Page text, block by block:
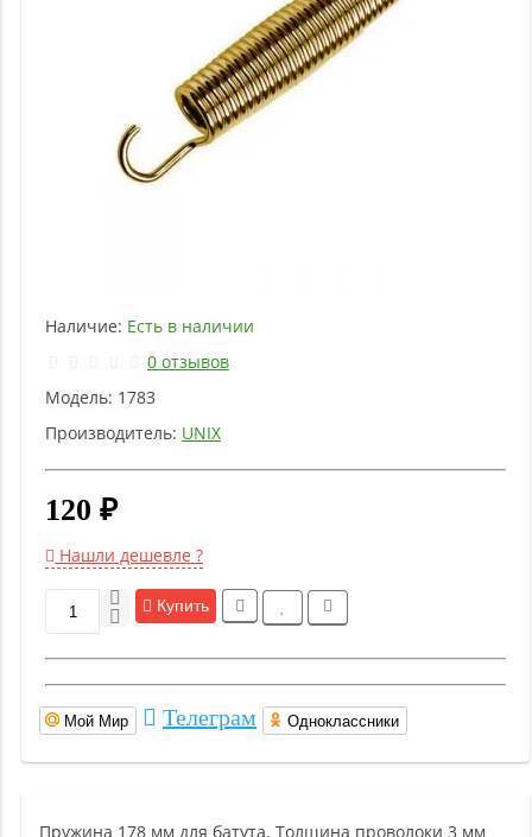
Наличие: Есть в наличии
0 отзывов
Модель: 1783
Производитель: UNIX
120 ₽
Нашли дешевле ?
Купить
Мой Мир Телеграм Одноклассники
Пружина 178 мм для батута. Толщина проволоки 3 мм